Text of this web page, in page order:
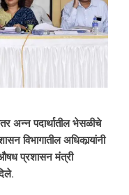
अन्न पदार्थातील भेसळीचे
विभागातील अधिकार्‍यांनी
प्रशासन मंत्री